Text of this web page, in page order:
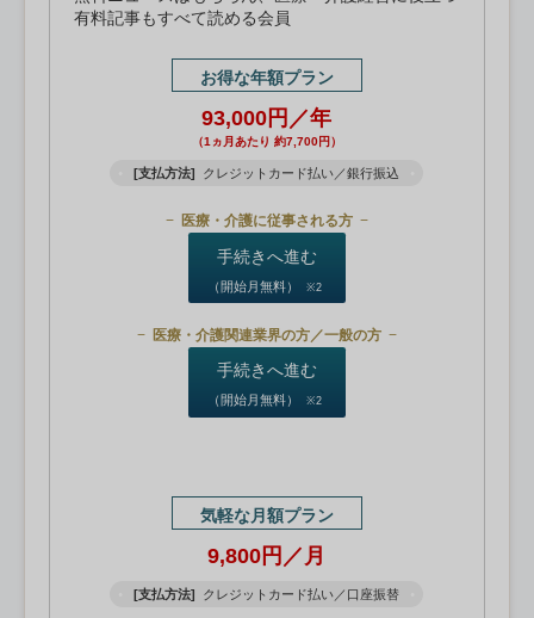
有料記事もすべて読める会員
お得な年額プラン
93,000円／年
（1ヵ月あたり 約7,700円）
[支払方法] クレジットカード払い／銀行振込
医療・介護に従事される方
手続きへ進む
（開始月無料） ※2
医療・介護関連業界の方／一般の方
手続きへ進む
（開始月無料） ※2
気軽な月額プラン
9,800円／月
[支払方法] クレジットカード払い／口座振替